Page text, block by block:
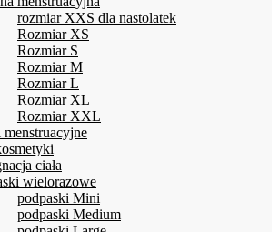
rozmiar XXS dla nastolatek
Rozmiar XS
Rozmiar S
Rozmiar M
Rozmiar L
Rozmiar XL
Rozmiar XXL
ciała
wielorazowe
podpaski Mini
podpaski Medium